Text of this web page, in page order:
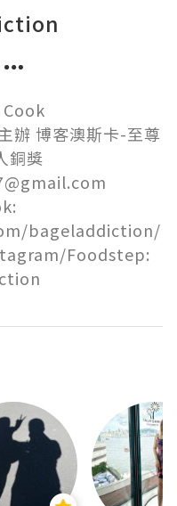
辦 博客澳斯卡-至尊
銅獎
bageladdiction/
Foodstep: